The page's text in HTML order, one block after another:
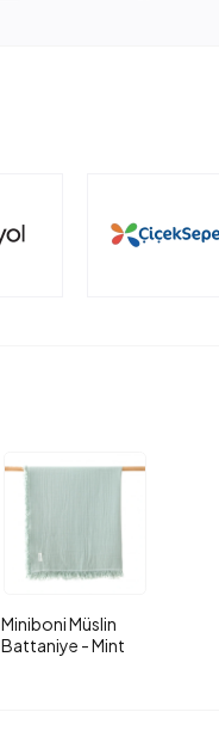
Miniboni Müslin
Battaniye - Mint